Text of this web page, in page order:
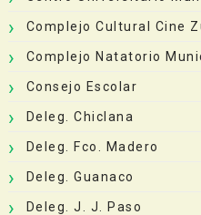
Complejo Cultural Cine
Complejo Natatorio
Consejo Escolar
Deleg. Chiclana
Deleg. Fco. Madero
Deleg. Guanaco
Deleg. J. J. Paso